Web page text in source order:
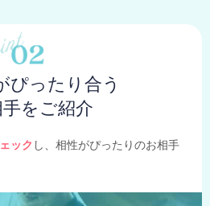
ぴったり合う
をご紹介
ック し、相性がぴったりのお相手